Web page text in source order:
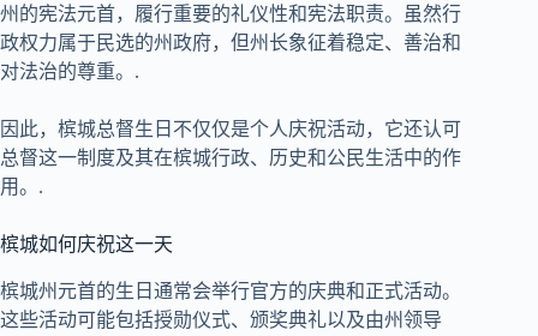
州的宪法元首，履行重要的礼仪性和宪法职责。虽然行
政权力属于民选的州政府，但州长象征着稳定、善治和
对法治的尊重。.
因此，槟城总督生日不仅仅是个人庆祝活动，它还认可
总督这一制度及其在槟城行政、历史和公民生活中的作
用。.
槟城如何庆祝这一天
槟城州元首的生日通常会举行官方的庆典和正式活动。
这些活动可能包括授勋仪式、颁奖典礼以及由州领导